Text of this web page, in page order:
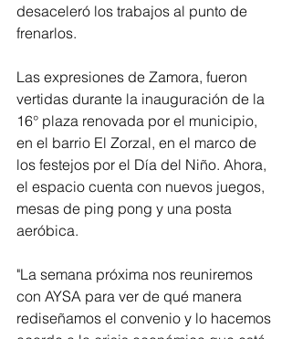
desaceleró los trabajos al punto de
frenarlos.
Las expresiones de Zamora, fueron
vertidas durante la inauguración de la
16° plaza renovada por el municipio,
en el barrio El Zorzal, en el marco de
los festejos por el Día del Niño. Ahora,
el espacio cuenta con nuevos juegos,
mesas de ping pong y una posta
aeróbica.
"La semana próxima nos reuniremos
con AYSA para ver de qué manera
rediseñamos el convenio y lo hacemos